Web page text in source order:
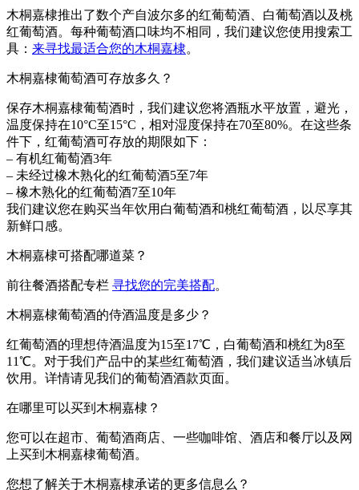
木桐嘉棣推出了数个产自波尔多的红葡萄酒、白葡萄酒以及桃
红葡萄酒。每种葡萄酒口味均不相同，我们建议您使用搜索工
具： 来寻找最适合您的木桐嘉棣。
木桐嘉棣葡萄酒可存放多久？
保存木桐嘉棣葡萄酒时，我们建议您将酒瓶水平放置，避光，
温度保持在10°C至15°C，相对湿度保持在70至80%。在这些条
件下，红葡萄酒可存放的期限如下：
– 有机红葡萄酒3年
– 未经过橡木熟化的红葡萄酒5至7年
– 橡木熟化的红葡萄酒7至10年
我们建议您在购买当年饮用白葡萄酒和桃红葡萄酒，以尽享其
新鲜口感。
木桐嘉棣可搭配哪道菜？
前往餐酒搭配专栏 寻找您的完美搭配。
木桐嘉棣葡萄酒的侍酒温度是多少？
红葡萄酒的理想侍酒温度为15至17℃，白葡萄酒和桃红为8至
11℃。对于我们产品中的某些红葡萄酒，我们建议适当冰镇后
饮用。详情请见我们的葡萄酒酒款页面。
在哪里可以买到木桐嘉棣？
您可以在超市、葡萄酒商店、一些咖啡馆、酒店和餐厅以及网
上买到木桐嘉棣葡萄酒。
您想了解关于木桐嘉棣承诺的更多信息么？